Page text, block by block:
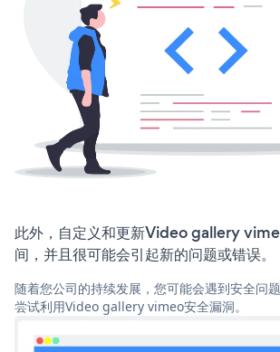
此外，自定义和更新Video gallery
间，并且很可能会引起新的问题或错误。
随着您公司的持续发展，您可能会遇到安全问
尝试利用Video gallery vimeo安全漏洞。